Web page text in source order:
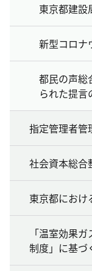
東京都建設
新型コロナ
都民の声総
られた提
指定管理者管
社会資本総合
東京都におけ
「温室効果
制度」に基づ